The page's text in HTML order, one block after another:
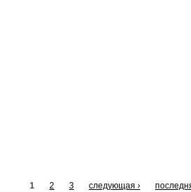
1 2 3 следующая ›